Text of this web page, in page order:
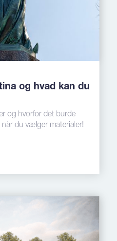
og hvad kan du
og hvorfor det burde
du vælger materialer!